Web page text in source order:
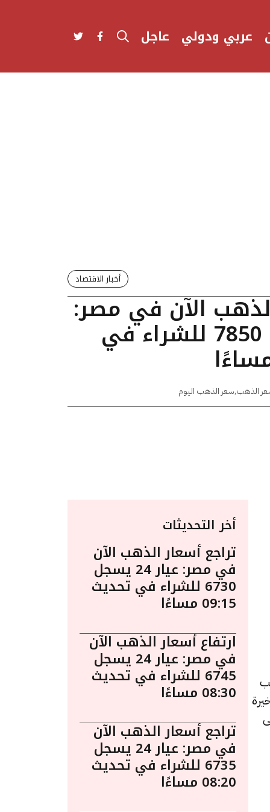
عربي ودولي عاجل
أخبار الاقتصاد
الآن في مصر:
عيار 24 يسجل 7850 للشراء في
الذهب,سعر الذهب اليوم
الذهب
أخر التحديثات
تراجع أسعار الذهب الآن
في مصر: عيار 24 يسجل
6730 للشراء في تحديث
09:15 مساءًا
ارتفاع أسعار الذهب الآن
في مصر: عيار 24 يسجل
6745 للشراء في تحديث
08:30 مساءًا
تراجع أسعار الذهب الآن
في مصر: عيار 24 يسجل
6735 للشراء في تحديث
08:20 مساءًا